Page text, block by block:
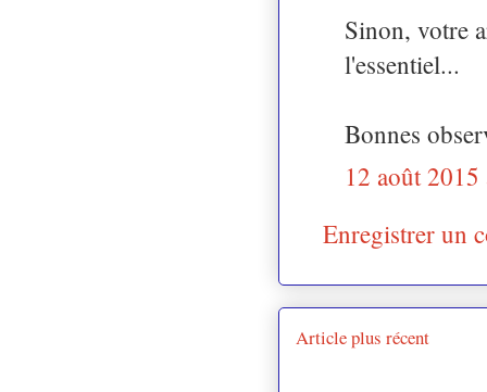
Sinon, votre
l'essentiel...
Bonnes
12 août
Enregistrer un
Article plus récent